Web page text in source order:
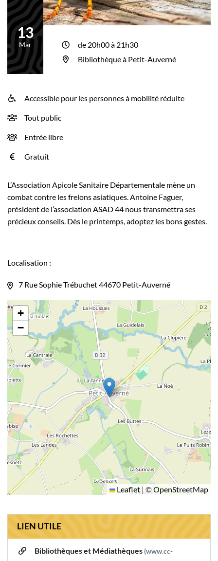
Le
13
Mar
de 20h00 à 21h30
Bibliothèque à Petit-Auverné
INFOS UTILES
Accessible pour les personnes à mobilité réduite
Tout public
Entrée libre
Gratuit
LIEN UTILE
Bibliothèques et Médiathèques(www.cc-
L’Association Apicole Sanitaire Départementale mène un
combat contre les frelons asiatiques. Antoine Faguer,
président de l’association ASAD 44 nous transmettra ses
précieux conseils. Dès le printemps, adoptez les bons gestes.
Localisation :
7 Rue Sophie Trébuchet 44670 Petit-Auverné
+
−
Leaflet | ©OpenStreetMap